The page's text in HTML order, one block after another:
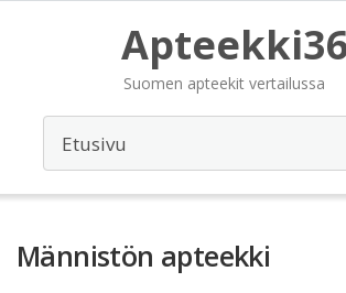
Suomen apteekit vertailussa
Männistön apteekki